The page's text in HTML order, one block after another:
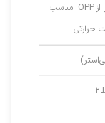
نرم‌تر و چسبنده‌تر از OPP؛ مناسب
حرارتی.